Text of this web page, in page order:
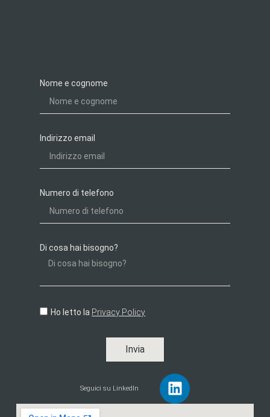
Nome e cognome
Indirizzo email
Numero di telefono
Di cosa hai bisogno?
Ho letto la Privacy Policy
Invia
Seguici su LinkedIn